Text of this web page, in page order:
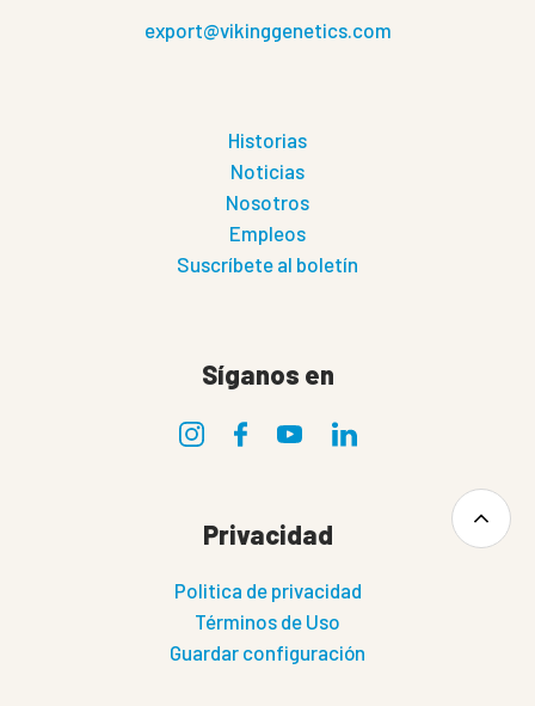
export@vikinggenetics.com
Historias
Noticias
Nosotros
Empleos
Suscríbete al boletín
Síganos en
Privacidad
Politica de privacidad
Términos de Uso
Guardar configuración